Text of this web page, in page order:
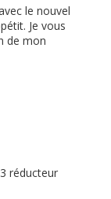
le nouvel
Je vous
de mon
réducteur